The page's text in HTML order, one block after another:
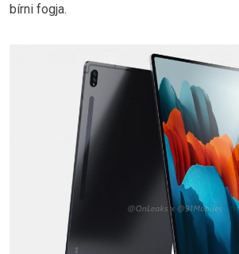
bírni fogja.